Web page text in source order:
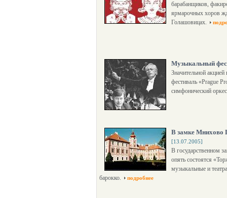
барабанщиков,
ярмарочных хоров
Голашовицах.
Музыкальный
Значительной
фестиваль «Prague
симфонический
В замке Мнихово
[13.07.2005]
В государственном
опять состоятся
музыкальные и
барокко.
подробнее